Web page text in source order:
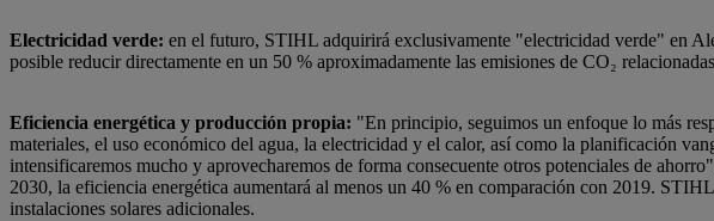
Electricidad verde: en el futuro, STIHL adquirirá exclusivamente "electricidad verde" en
posible reducir directamente en un 50 % aproximadamente las emisiones de CO₂
Eficiencia energética y producción propia: "En principio, seguimos un enfoque lo más
materiales, el uso económico del agua, la electricidad y el calor, así como la planificación
intensificaremos mucho y aprovecharemos de forma consecuente otros potenciales de
2030, la eficiencia energética aumentará al menos un 40 % en comparación con 2019.
instalaciones solares adicionales.